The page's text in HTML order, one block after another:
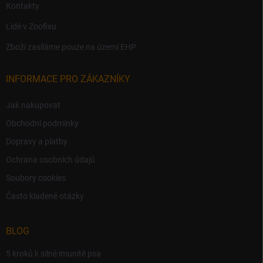
Kontakty
Lidé v Zoofixu
Zboží zasíláme pouze na území EHP
INFORMACE PRO ZÁKAZNÍKY
Jak nakupovat
Obchodní podmínky
Dopravy a platby
Ochrana osobních údajů
Soubory cookies
Často kladené otázky
BLOG
5 kroků k silné imunitě psa